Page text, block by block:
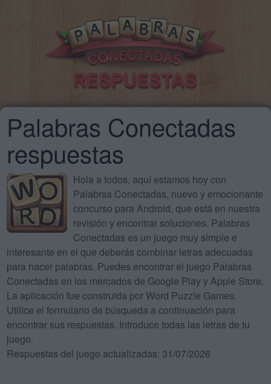
Palabras Conectadas
respuestas
Hola a todos, aquí estamos hoy con
Palabras Conectadas, nuevo y emocionante
concurso para Android, que está en nuestra
revisión y encontrar soluciones. Palabras
Conectadas es un juego muy simple e
interesante en el que deberás combinar letras adecuadas
para hacer palabras. Puedes encontrar el juego Palabras
Conectadas en los mercados de Google Play y Apple Store.
La aplicación fue construida por Word Puzzle Games.
Utilice el formulario de búsqueda a continuación para
encontrar sus respuestas. Introduce todas las letras de tu
juego.
Respuestas del juego actualizadas: 31/07/2026